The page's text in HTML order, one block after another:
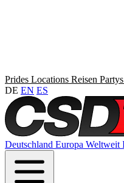
Prides Locations Reisen Partys
DE EN ES
Deutschland Europa Weltweit